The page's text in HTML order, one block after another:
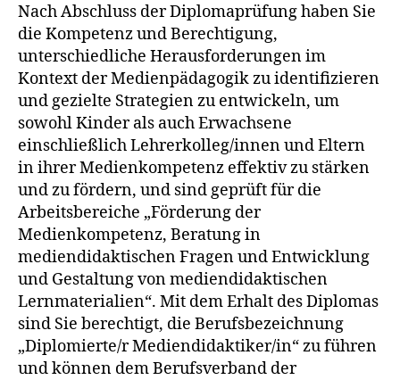
Nach Abschluss der Diplomaprüfung haben Sie
die Kompetenz und Berechtigung,
unterschiedliche Herausforderungen im
Kontext der Medienpädagogik zu identifizieren
und gezielte Strategien zu entwickeln, um
sowohl Kinder als auch Erwachsene
einschließlich Lehrerkolleg/innen und Eltern
in ihrer Medienkompetenz effektiv zu stärken
und zu fördern, und sind geprüft für die
Arbeitsbereiche „Förderung der
Medienkompetenz, Beratung in
mediendidaktischen Fragen und Entwicklung
und Gestaltung von mediendidaktischen
Lernmaterialien“. Mit dem Erhalt des Diplomas
sind Sie berechtigt, die Berufsbezeichnung
„Diplomierte/r Mediendidaktiker/in“ zu führen
und können dem Berufsverband der